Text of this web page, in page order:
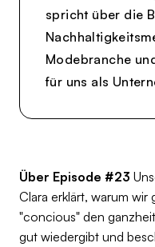
spricht über die
Modebranche
für uns als
Über Episode #23
Clara erklärt, warum wir
"concious" den
gut wiedergibt und